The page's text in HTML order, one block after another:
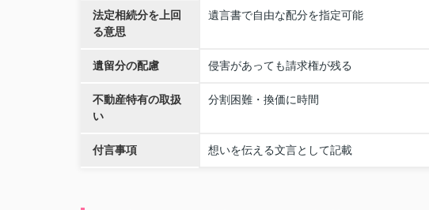
法定相続分を上回
る意思
遺言書で自由な配分を指定可能
遺留分の配慮 侵害があっても請求権が残る
不動産特有の取扱
い
分割困難・換価に時間
付言事項 想いを伝える文言として記載